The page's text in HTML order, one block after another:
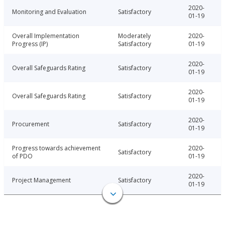
Monitoring and Evaluation Satisfactory
2020-
01-19
Overall Implementation
Progress (IP)
Moderately
Satisfactory
2020-
01-19
Overall Safeguards Rating Satisfactory
2020-
01-19
Overall Safeguards Rating Satisfactory
2020-
01-19
Procurement Satisfactory
2020-
01-19
Progress towards achievement
of PDO
Satisfactory
2020-
01-19
Project Management Satisfactory
2020-
01-19